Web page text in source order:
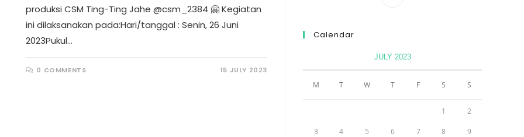
produksi CSM Ting-Ting Jahe @csm_2384 🤗 Kegiatan
ini dilaksanakan pada:Hari/tanggal : Senin, 26 Juni
2023Pukul…
0 COMMENTS 15 JULY 2023
Calendar
JULY 2023
M T W T F S S
1 2
3 4 5 6 7 8 9